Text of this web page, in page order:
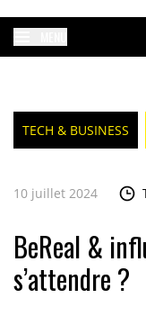
TECH & BUSINESS
10 juillet 2024
BeReal &
s’attendre ?